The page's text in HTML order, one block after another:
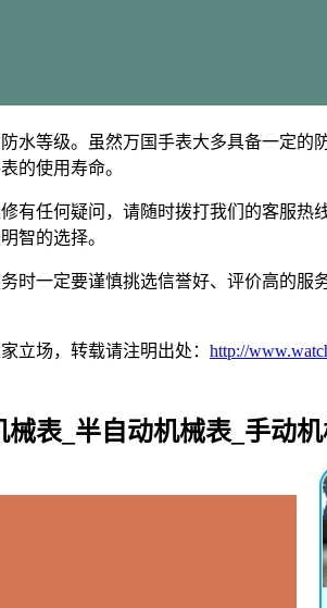
水等级。虽然万国手表大多具备一定
的使用寿命。
有任何疑问，请随时拨打我们的客服
智的选择。
时一定要谨慎挑选信誉好、评价高的
立场，转载请注明出处： http://
表_半自动机械表_手动